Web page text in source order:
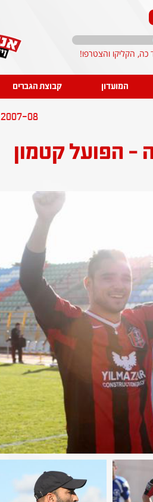
המועדון קבוצת הגברים
2007-08
- הפועל קטמון